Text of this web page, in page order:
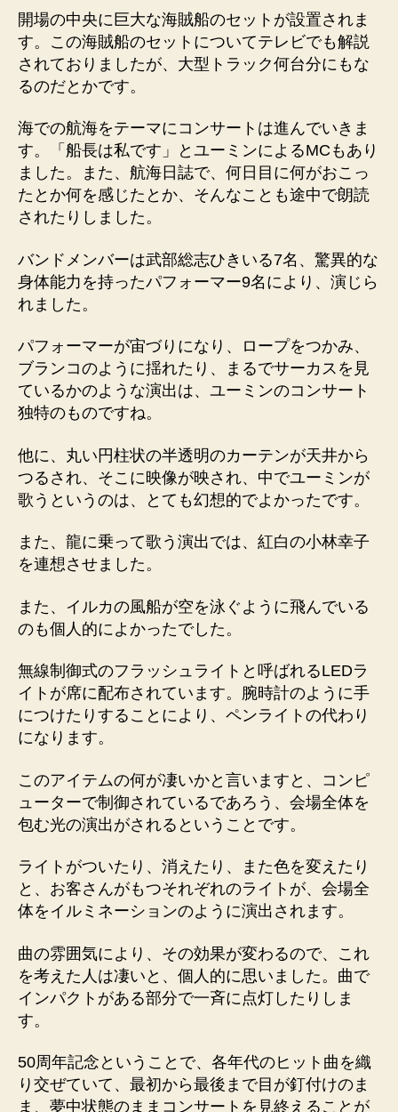
開場の中央に巨大な海賊船のセットが設置されま
す。この海賊船のセットについてテレビでも解説
されておりましたが、大型トラック何台分にもな
るのだとかです。
海での航海をテーマにコンサートは進んでいきま
す。「船長は私です」とユーミンによるMCもあり
ました。また、航海日誌で、何日目に何がおこっ
たとか何を感じたとか、そんなことも途中で朗読
されたりしました。
バンドメンバーは武部総志ひきいる7名、驚異的な
身体能力を持ったパフォーマー9名により、演じら
れました。
パフォーマーが宙づりになり、ロープをつかみ、
ブランコのように揺れたり、まるでサーカスを見
ているかのような演出は、ユーミンのコンサート
独特のものですね。
他に、丸い円柱状の半透明のカーテンが天井から
つるされ、そこに映像が映され、中でユーミンが
歌うというのは、とても幻想的でよかったです。
また、龍に乗って歌う演出では、紅白の小林幸子
を連想させました。
また、イルカの風船が空を泳ぐように飛んでいる
のも個人的によかったでした。
無線制御式のフラッシュライトと呼ばれるLEDラ
イトが席に配布されています。腕時計のように手
につけたりすることにより、ペンライトの代わり
になります。
このアイテムの何が凄いかと言いますと、コンピ
ューターで制御されているであろう、会場全体を
包む光の演出がされるということです。
ライトがついたり、消えたり、また色を変えたり
と、お客さんがもつそれぞれのライトが、会場全
体をイルミネーションのように演出されます。
曲の雰囲気により、その効果が変わるので、これ
を考えた人は凄いと、個人的に思いました。曲で
インパクトがある部分で一斉に点灯したりしま
す。
50周年記念ということで、各年代のヒット曲を織
り交ぜていて、最初から最後まで目が釘付けのま
ま、夢中状態のままコンサートを見終えることが